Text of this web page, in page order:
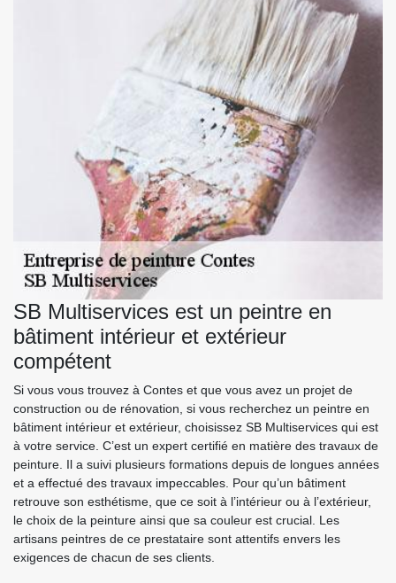
SB Multiservices est un peintre en
bâtiment intérieur et extérieur
compétent
Si vous vous trouvez à Contes et que vous avez un projet de
construction ou de rénovation, si vous recherchez un peintre en
bâtiment intérieur et extérieur, choisissez SB Multiservices qui est
à votre service. C’est un expert certifié en matière des travaux de
peinture. Il a suivi plusieurs formations depuis de longues années
et a effectué des travaux impeccables. Pour qu’un bâtiment
retrouve son esthétisme, que ce soit à l’intérieur ou à l’extérieur,
le choix de la peinture ainsi que sa couleur est crucial. Les
artisans peintres de ce prestataire sont attentifs envers les
exigences de chacun de ses clients.